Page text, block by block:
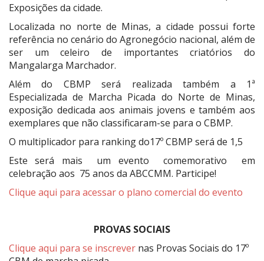
Exposições da cidade.
Localizada no norte de Minas, a cidade possui forte
referência no cenário do Agronegócio nacional, além de
ser um celeiro de importantes criatórios do
Mangalarga Marchador.
Além do CBMP será realizada também a 1ª
Especializada de Marcha Picada do Norte de Minas,
exposição dedicada aos animais jovens e também aos
exemplares que não classificaram-se para o CBMP.
O multiplicador para ranking do17º CBMP será de 1,5
Este será mais um evento comemorativo em
celebração aos 75 anos da ABCCMM. Participe!
Clique aqui para acessar o plano comercial do evento
PROVAS SOCIAIS
Clique aqui para se inscrever nas Provas Sociais do 17º